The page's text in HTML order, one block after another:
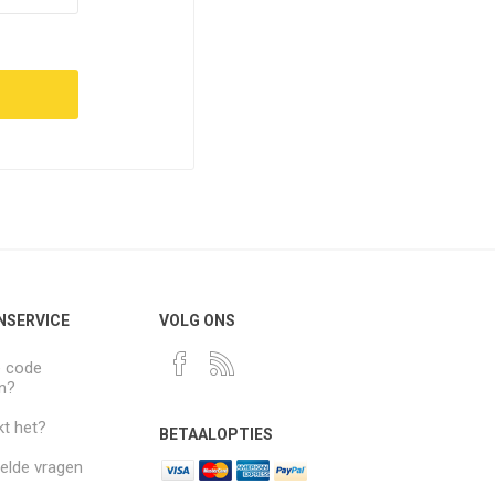
code
het?
vragen
VOLG ONS
BETAALOPTIES